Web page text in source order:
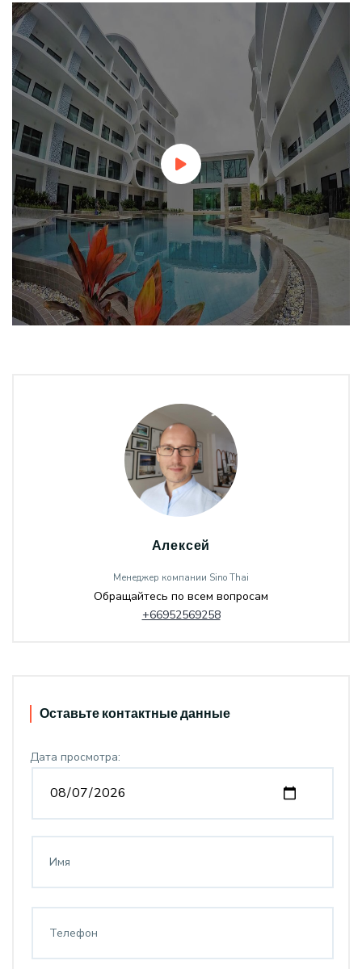
Алексей
Менеджер компании Sino Thai
Обращайтесь по всем вопросам
+66952569258
Оставьте контактные данные
Дата просмотра: